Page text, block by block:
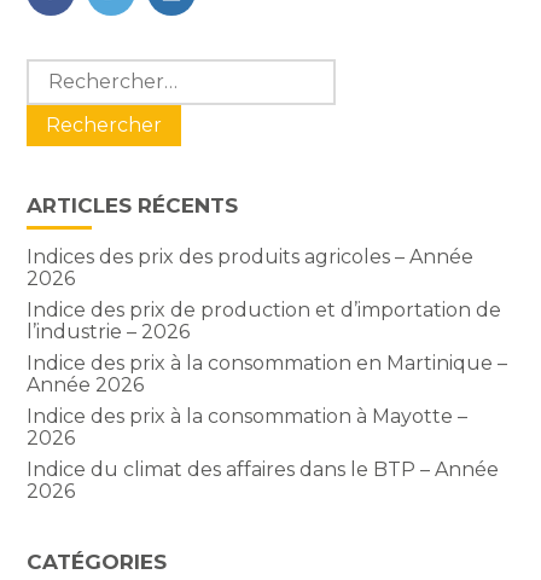
FaceBook
TwitterLinkedIn
Blog
sidebar
Rechercher :
ARTICLES RÉCENTS
Indices des prix des produits agricoles – Année
2026
Indice des prix de production et d’importation de
l’industrie – 2026
Indice des prix à la consommation en Martinique –
Année 2026
Indice des prix à la consommation à Mayotte –
2026
Indice du climat des affaires dans le BTP – Année
2026
CATÉGORIES